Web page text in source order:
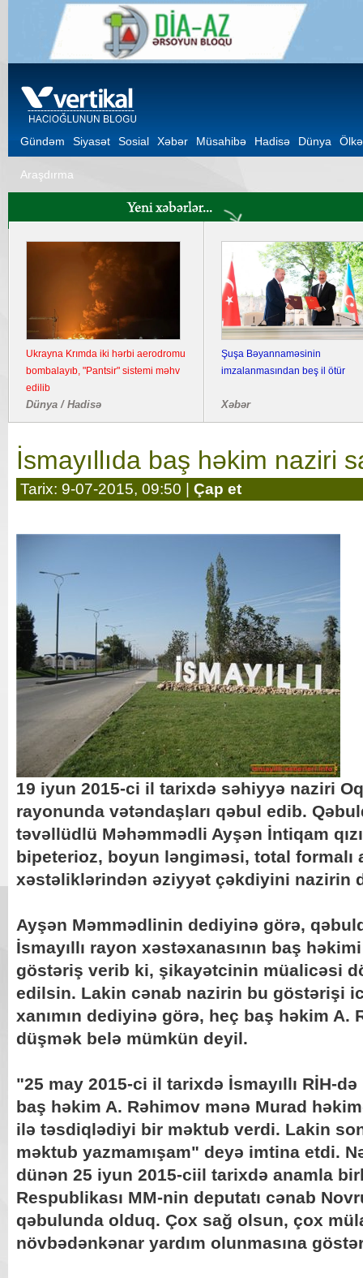
Gündəm Siyasət Sosial Xəbər Müsahibə Hadisə Dünya Ölkə
Araşdırma
Ukrayna Krımda iki hərbi aerodromu
bombalayıb, "Pantsir" sistemi məhv
edilib
Dünya / Hadisə
Şuşa Bəyannaməsinin
imzalanmasından beş il ötür
Xəbər
İsmayıllıda baş həkim naziri
Tarix: 9-07-2015, 09:50 | Çap et
19 iyun 2015-ci il tarixdə səhiyyə naziri
rayonunda vətəndaşları qəbul edib.
təvəllüdlü Məhəmmədli Ayşən İntiqam
bipeterioz, boyun ləngiməsi, total formalı
xəstəliklərindən əziyyət çəkdiyini nazirin
Ayşən Məmmədlinin dediyinə görə,
İsmayıllı rayon xəstəxanasının baş
göstəriş verib ki, şikayətcinin müalicəsi
edilsin. Lakin cənab nazirin bu göstərişi
xanımın dediyinə görə, heç baş həkim A.
düşmək belə mümkün deyil.
"25 may 2015-ci il tarixdə İsmayıllı RİH-də
baş həkim A. Rəhimov mənə Murad
ilə təsdiqlədiyi bir məktub verdi. Lakin
məktub yazmamışam" deyə imtina etdi.
dünən 25 iyun 2015-ciil tarixdə anamla
Respublikası MM-nin deputatı cənab
qəbulunda olduq. Çox sağ olsun, çox
növbədənkənar yardım olunmasına